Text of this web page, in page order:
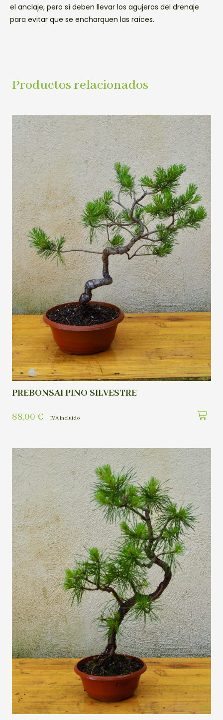
el anclaje, pero sí deben llevar los agujeros del drenaje
para evitar que se encharquen las raíces.
Productos relacionados
PREBONSAI PINO SILVESTRE
88,00 € IVA incluído